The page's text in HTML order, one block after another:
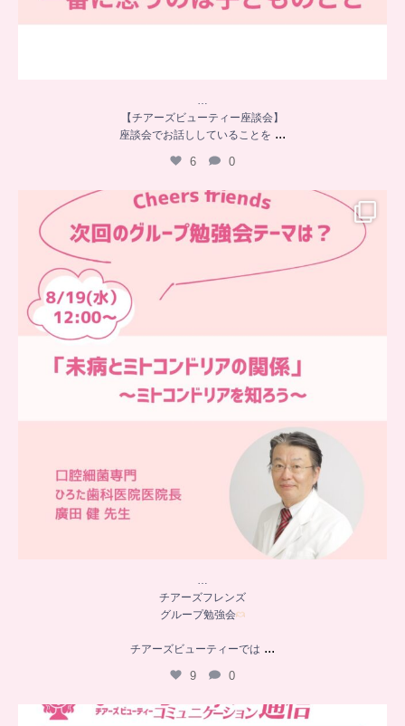
【チアーズビューティー座談会】
座談会でお話ししていることを ...
6 0
…
グループ勉強会
チアーズフレンズ
グループ勉強会
チアーズビューティーでは ...
9 0
..